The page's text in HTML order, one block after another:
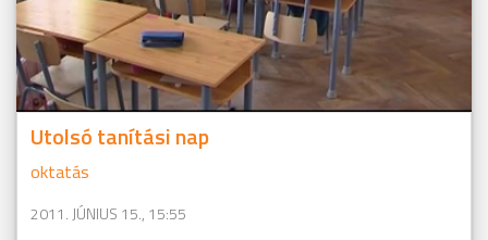
Utolsó tanítási nap
oktatás
2011. JÚNIUS 15., 15:55